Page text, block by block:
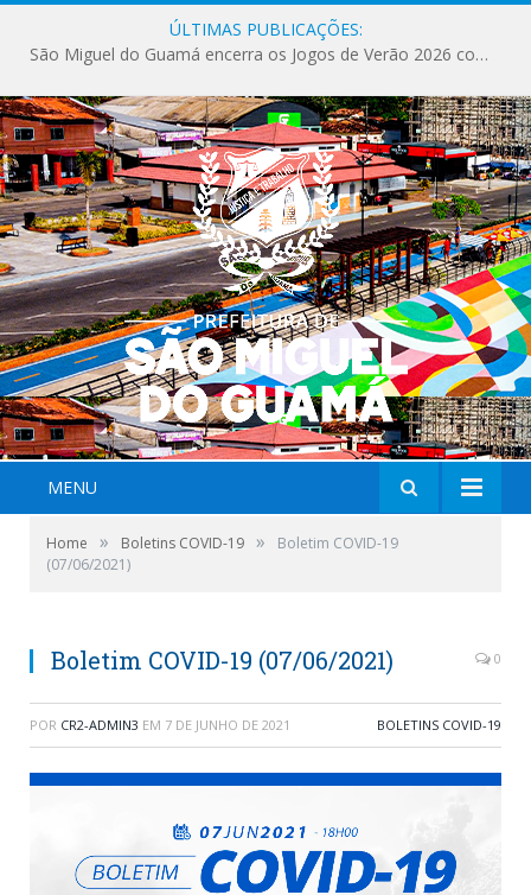
ÚLTIMAS PUBLICAÇÕES:
Milhares de fiéis tomam as ruas de São Miguel do Guamá em uma grande celebração de fé na Marcha para Jesus 2026.
MENU
Home » Boletins COVID-19 »
Boletim COVID-19
(07/06/2021)
Boletim COVID-19 (07/06/2021) 0
POR CR2-ADMIN3 EM 7 DE JUNHO DE 2021 BOLETINS COVID-19